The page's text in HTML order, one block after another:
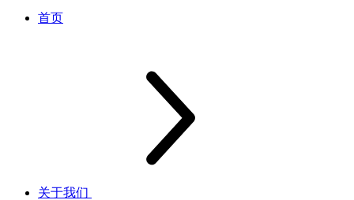
首页
关于我们